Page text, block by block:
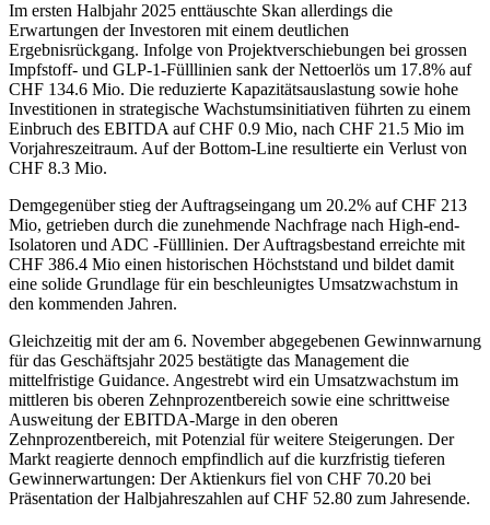
Im ersten Halbjahr 2025 enttäuschte Skan allerdings die
Erwartungen der Investoren mit einem deutlichen
Ergebnisrückgang. Infolge von Projektverschiebungen bei grossen
Impfstoff- und GLP-1-Fülllinien sank der Nettoerlös um 17.8% auf
CHF 134.6 Mio. Die reduzierte Kapazitätsauslastung sowie hohe
Investitionen in strategische Wachstumsinitiativen führten zu einem
Einbruch des EBITDA auf CHF 0.9 Mio, nach CHF 21.5 Mio im
Vorjahreszeitraum. Auf der Bottom-Line resultierte ein Verlust von
CHF 8.3 Mio.
Demgegenüber stieg der Auftragseingang um 20.2% auf CHF 213
Mio, getrieben durch die zunehmende Nachfrage nach High-end-
Isolatoren und ADC -Fülllinien. Der Auftragsbestand erreichte mit
CHF 386.4 Mio einen historischen Höchststand und bildet damit
eine solide Grundlage für ein beschleunigtes Umsatzwachstum in
den kommenden Jahren.
Gleichzeitig mit der am 6. November abgegebenen Gewinnwarnung
für das Geschäftsjahr 2025 bestätigte das Management die
mittelfristige Guidance. Angestrebt wird ein Umsatzwachstum im
mittleren bis oberen Zehnprozentbereich sowie eine schrittweise
Ausweitung der EBITDA-Marge in den oberen
Zehnprozentbereich, mit Potenzial für weitere Steigerungen. Der
Markt reagierte dennoch empfindlich auf die kurzfristig tieferen
Gewinnerwartungen: Der Aktienkurs fiel von CHF 70.20 bei
Präsentation der Halbjahreszahlen auf CHF 52.80 zum Jahresende.